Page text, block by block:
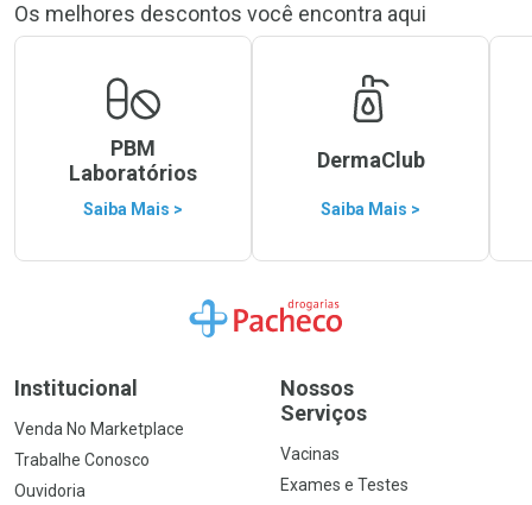
Os melhores descontos você encontra aqui
PBM
Laboratórios
Saiba Mais >
DermaClub
Saiba Mais >
Ir para a Home
Institucional
Venda No Marketplace
Trabalhe Conosco
Ouvidoria
Nossos
Serviços
Vacinas
Exames e Testes